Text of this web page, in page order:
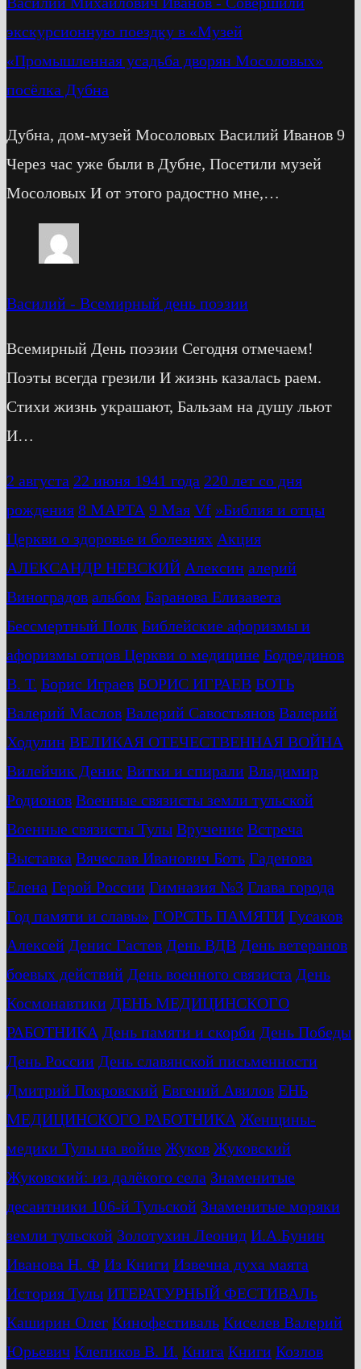
экскурсионную поездку в «Музей
«Промышленная усадьба дворян Мосоловых»
посёлка Дубна
Дубна, дом-музей Мосоловых Василий Иванов 9
Через час уже были в Дубне, Посетили музей
Мосоловых И от этого радостно мне,…
Василий - Всемирный день поэзии
Всемирный День поэзии Сегодня отмечаем!
Поэты всегда грезили И жизнь казалась раем.
Стихи жизнь украшают, Бальзам на душу льют
И…
2 августа 22 июня 1941 года 220 лет со дня
рождения 8 МАРТА 9 Мая Vf »Библия и отцы
Церкви о здоровье и болезнях Акция
АЛЕКСАНДР НЕВСКИЙ Алексин алерий
Виноградов альбом Баранова Елизавета
Бессмертный Полк Библейские афоризмы и
афоризмы отцов Церкви о медицине Бодрединов
В. Т. Бориc Играев БОРИС ИГРАЕВ БОТЬ
Валерий Маслов Валерий Савостьянов Валерий
Ходулин ВЕЛИКАЯ ОТЕЧЕСТВЕННАЯ ВОЙНА
Вилейчик Денис Витки и спирали Владимир
Родионов Военные связисты земли тульской
Военные связисты Тулы Вручение Встреча
Выставка Вячеслав Иванович Боть Гаденова
Елена Герой России Гимназия №3 Глава города
Год памяти и славы» ГОРСТЬ ПАМЯТИ Гусаков
Алексей Денис Гастев День ВДВ День ветеранов
боевых действий День военного связиста День
Космонавтики ДЕНЬ МЕДИЦИНСКОГО
РАБОТНИКА День памяти и скорби День Победы
День России День славянской письменности
Дмитрий Покровский Евгений Авилов ЕНЬ
МЕДИЦИНСКОГО РАБОТНИКА Женщины-
медики Тулы на войне Жуков Жуковский
Жуковский: из далёкого села Знаменитые
десантники 106-й Тульской Знаменитые моряки
земли тульской Золотухин Леонид И.А.Бунин
Иванова Н. Ф Из Книги Извечна духа маята
История Тулы ИТЕРАТУРНЫЙ ФЕСТИВАЛь
Каширин Олег Кинофестиваль Киселев Валерий
Юрьевич Клепиков В. И. Книга Книги Козлов